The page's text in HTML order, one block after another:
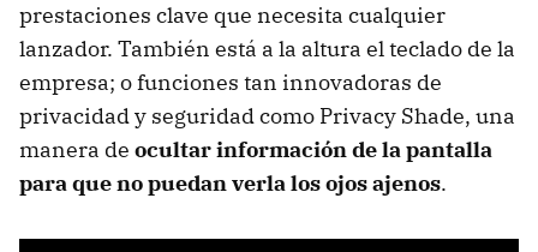
prestaciones clave que necesita cualquier
lanzador. También está a la altura el teclado de la
empresa; o funciones tan innovadoras de
privacidad y seguridad como Privacy Shade, una
manera de ocultar información de la pantalla
para que no puedan verla los ojos ajenos.